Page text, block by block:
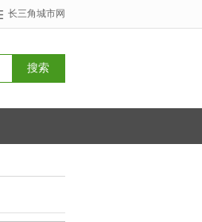
长三角城市网